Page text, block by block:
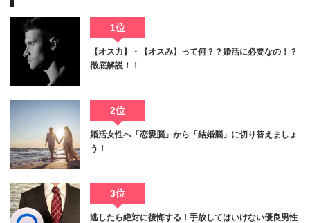
1位
【オス力】・【オスみ】って何？？婚活に必要なの！？
徹底解説！！
2位
婚活女性へ「恋愛脳」から「結婚脳」に切り替えましょ
う！
3位
逃したら絶対に後悔する！手放してはいけない優良男性